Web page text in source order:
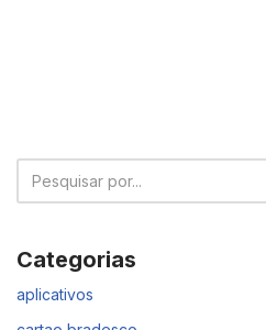
Categorias
aplicativos